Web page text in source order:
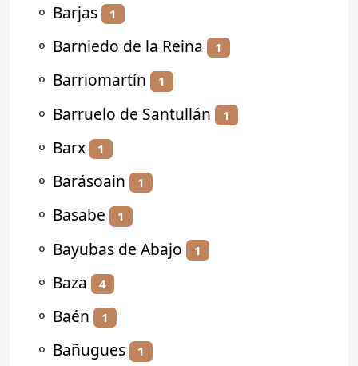
⚬ Barjas 1
⚬ Barniedo de la Reina 1
⚬ Barriomartín 1
⚬ Barruelo de Santullán 1
⚬ Barx 1
⚬ Barásoain 1
⚬ Basabe 1
⚬ Bayubas de Abajo 1
⚬ Baza 4
⚬ Baén 1
⚬ Bañugues 1